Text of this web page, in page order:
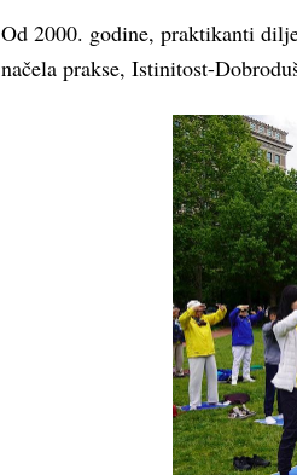
Od 2000. godine, praktikanti
načela prakse, Istinitost-